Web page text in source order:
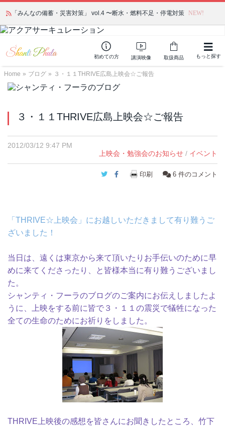
「みんなの備蓄・災害対策」 vol.4 〜断水・燃料不足・停電対策 NEW!
初めての方 講演映像 取扱商品 もっと探す
Home » ブログ » ３・１１THRIVE広島上映会☆ご報告
３・１１THRIVE広島上映会☆ご報告
2012/03/12 9:47 PM
上映会・勉強会のお知らせ / イベント
Twitter
Facebook
印刷 6 件のコメント
「THRIVE☆上映会」にお越しいただきまして有り難うご
ざいました！
当日は、遠くは東京から来て頂いたりお手伝いのために早
めに来てくださったり、と皆様本当に有り難うございまし
た。
シャンティ・フーラのブログのご案内にお伝えしましたよ
うに、上映をする前に皆で３・１１の震災で犠牲になった
全ての生命のためにお祈りをしました。
THRIVE上映後の感想を皆さんにお聞きしたところ、竹下